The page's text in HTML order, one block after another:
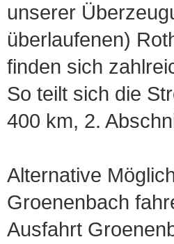
unserer
überlaufenen)
finden sich
So teilt sich die
400 km, 2.
Alternative
Groenenbach
Ausfahrt